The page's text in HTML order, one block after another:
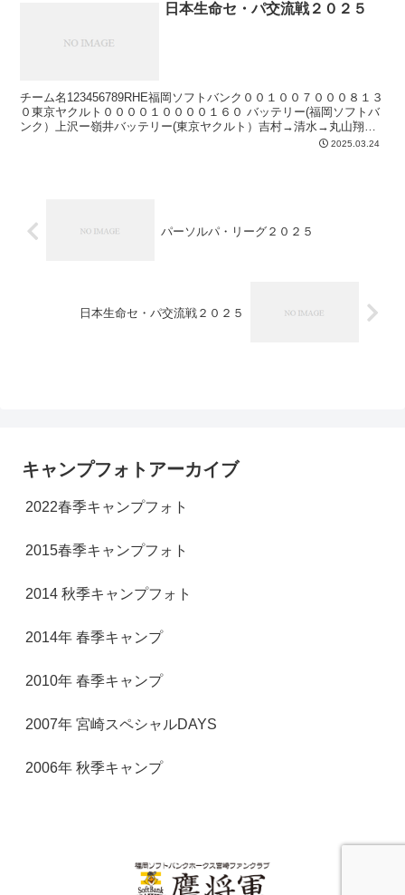
日本生命セ・パ交流戦２０２５
チーム名123456789RHE福岡ソフトバンク００１００７０００８１３
０東京ヤクルト００００１００００１６０ バッテリー(福岡ソフトバ
ンク）上沢ー嶺井バッテリー(東京ヤクルト）吉村→清水→丸山翔→
2025.03.24
パーソルパ・リーグ２０２５
日本生命セ・パ交流戦２０２５
キャンプフォトアーカイブ
2022春季キャンプフォト
2015春季キャンプフォト
2014 秋季キャンプフォト
2014年 春季キャンプ
2010年 春季キャンプ
2007年 宮崎スペシャルDAYS
2006年 秋季キャンプ